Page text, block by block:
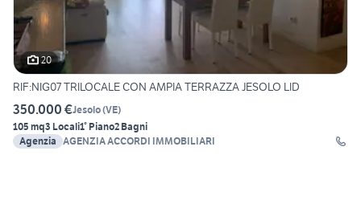
20
RIF:NIG07 TRILOCALE CON AMPIA TERRAZZA JESOLO LID
350.000 €Jesolo(VE)
105 mq3 Locali1° Piano2 Bagni
Agenzia AGENZIA ACCORDI IMMOBILIARI